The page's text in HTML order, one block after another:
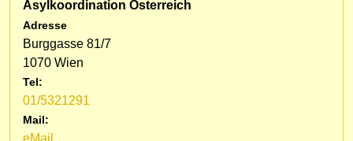
Asylkoordination Österreich
Adresse
Burggasse 81/7
1070 Wien
Tel:
01/5321291
Mail:
eMail